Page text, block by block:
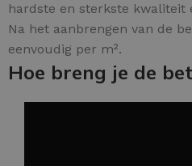
hardste en sterkste
Na het aanbrengen van de
eenvoudig per m².
Hoe breng je de